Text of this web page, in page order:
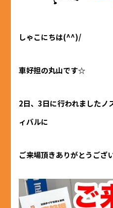
しゃこにちは(^^)/
車好担の丸山です☆
2日、3日に行われましたノ
ィバルに
ご来場頂きありがとうござ